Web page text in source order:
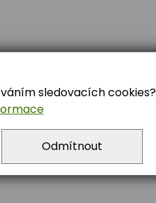
sledovacích cookies?
Odmítnout